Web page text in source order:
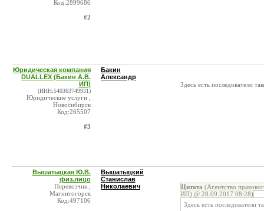
Код:2899686
#2
Юридическая компания
DUALLEX (Бакин А.В.
ИП)
(ИНН:540363749931)
Юридические услуги ,
Новосибирск
Код:265507
#3
Бакин
Александр
Здесь есть последователи
Вышатыцкая Ю.В.
физ.лицо
Перевозчик ,
Магнитогорск
Код:497106
Вышатыцкий
Станислав
Николаевич
Цитата (Агентство
ИП) @ 28.09.2017 08:28)
Здесь есть последователи